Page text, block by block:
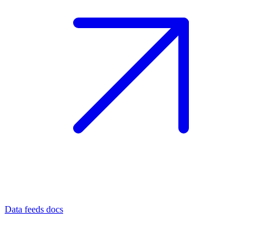
Data feeds docs